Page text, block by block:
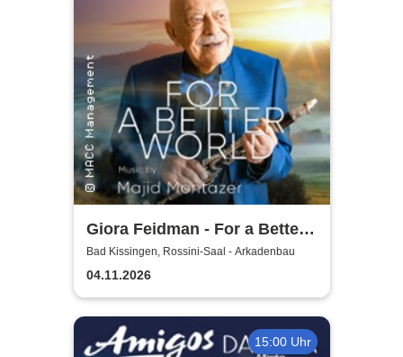
Giora Feidman - For a Better
World
Bad Kissingen, Rossini-Saal - Arkadenbau
04.11.2026
15:00 Uhr